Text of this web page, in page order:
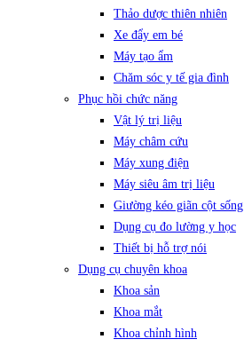
Thảo dược thiên nhiên
Xe đẩy em bé
Máy tạo ẩm
Chăm sóc y tế gia đình
Phục hồi chức năng
Vật lý trị liệu
Máy châm cứu
Máy xung điện
Máy siêu âm trị liệu
Giường kéo giãn cột sống
Dụng cụ đo lường y học
Thiết bị hỗ trợ nói
Dụng cụ chuyên khoa
Khoa sản
Khoa mắt
Khoa chỉnh hình